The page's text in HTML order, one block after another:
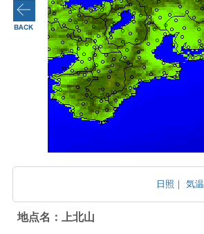
日照 ｜気温
地点名：上北山